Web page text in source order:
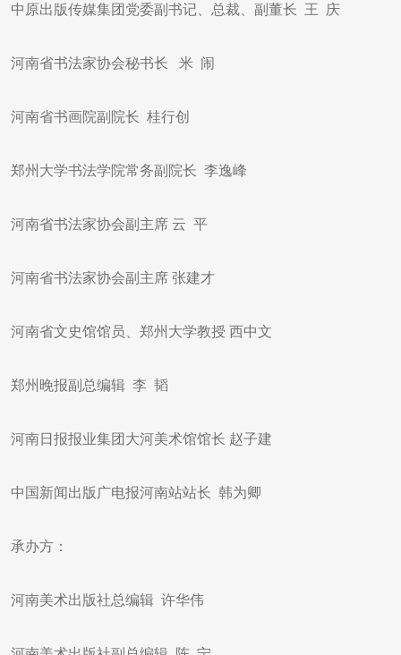
中原出版传媒集团党委副书记、总裁、副董长 王 庆
河南省书法家协会秘书长 米 闹
河南省书画院副院长 桂行创
郑州大学书法学院常务副院长 李逸峰
河南省书法家协会副主席 云 平
河南省书法家协会副主席 张建才
河南省文史馆馆员、郑州大学教授 西中文
郑州晚报副总编辑 李 韬
河南日报报业集团大河美术馆馆长 赵子建
中国新闻出版广电报河南站站长 韩为卿
承办方：
河南美术出版社总编辑 许华伟